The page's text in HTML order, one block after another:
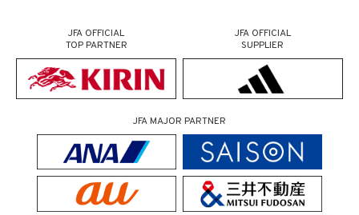
JFA OFFICIAL
TOP PARTNER
JFA OFFICIAL
SUPPLIER
JFA MAJOR PARTNER